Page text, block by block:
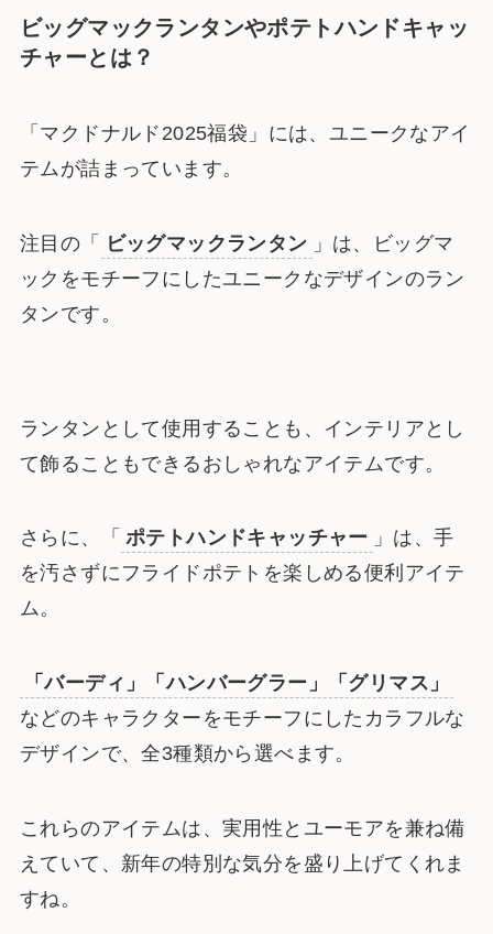
ビッグマックランタンやポテトハンドキャッ
チャーとは？
「マクドナルド2025福袋」には、ユニークなアイ
テムが詰まっています。
注目の「 ビッグマックランタン 」は、ビッグマ
ックをモチーフにしたユニークなデザインのラン
タンです。
ランタンとして使用することも、インテリアとし
て飾ることもできるおしゃれなアイテムです。
さらに、「 ポテトハンドキャッチャー 」は、手
を汚さずにフライドポテトを楽しめる便利アイテ
ム。
「バーディ」「ハンバーグラー」「グリマス」
などのキャラクターをモチーフにしたカラフルな
デザインで、全3種類から選べます。
これらのアイテムは、実用性とユーモアを兼ね備
えていて、新年の特別な気分を盛り上げてくれま
すね。